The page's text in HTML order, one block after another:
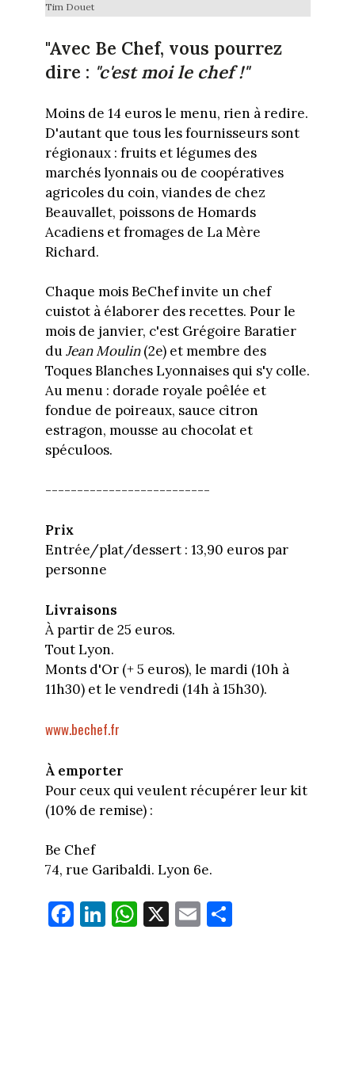
Tim Douet
"Avec Be Chef, vous pourrez
dire : "c'est moi le chef !"
Moins de 14 euros le menu, rien à redire.
D'autant que tous les fournisseurs sont
régionaux : fruits et légumes des
marchés lyonnais ou de coopératives
agricoles du coin, viandes de chez
Beauvallet, poissons de Homards
Acadiens et fromages de La Mère
Richard.
Chaque mois BeChef invite un chef
cuistot à élaborer des recettes. Pour le
mois de janvier, c'est Grégoire Baratier
duJean Moulin(2e) et membre des
Toques Blanches Lyonnaises qui s'y colle.
Au menu : dorade royale poêlée et
fondue de poireaux, sauce citron
estragon, mousse au chocolat et
spéculoos.
--------------------------
Prix
Entrée/plat/dessert : 13,90 euros par
personne
Livraisons
À partir de 25 euros.
Tout Lyon.
Monts d'Or (+ 5 euros), le mardi (10h à
11h30) et le vendredi (14h à 15h30).
www.bechef.fr
Àemporter
Pour ceux qui veulent récupérer leur kit
(10% de remise) :
Be Chef
74, rue Garibaldi. Lyon 6e.
Fa
ce
Li
nk
W
ha
X E
m
Pa
rt